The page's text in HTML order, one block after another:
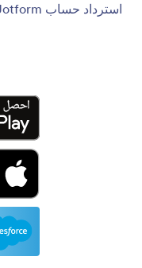
استرداد حساب Jotform